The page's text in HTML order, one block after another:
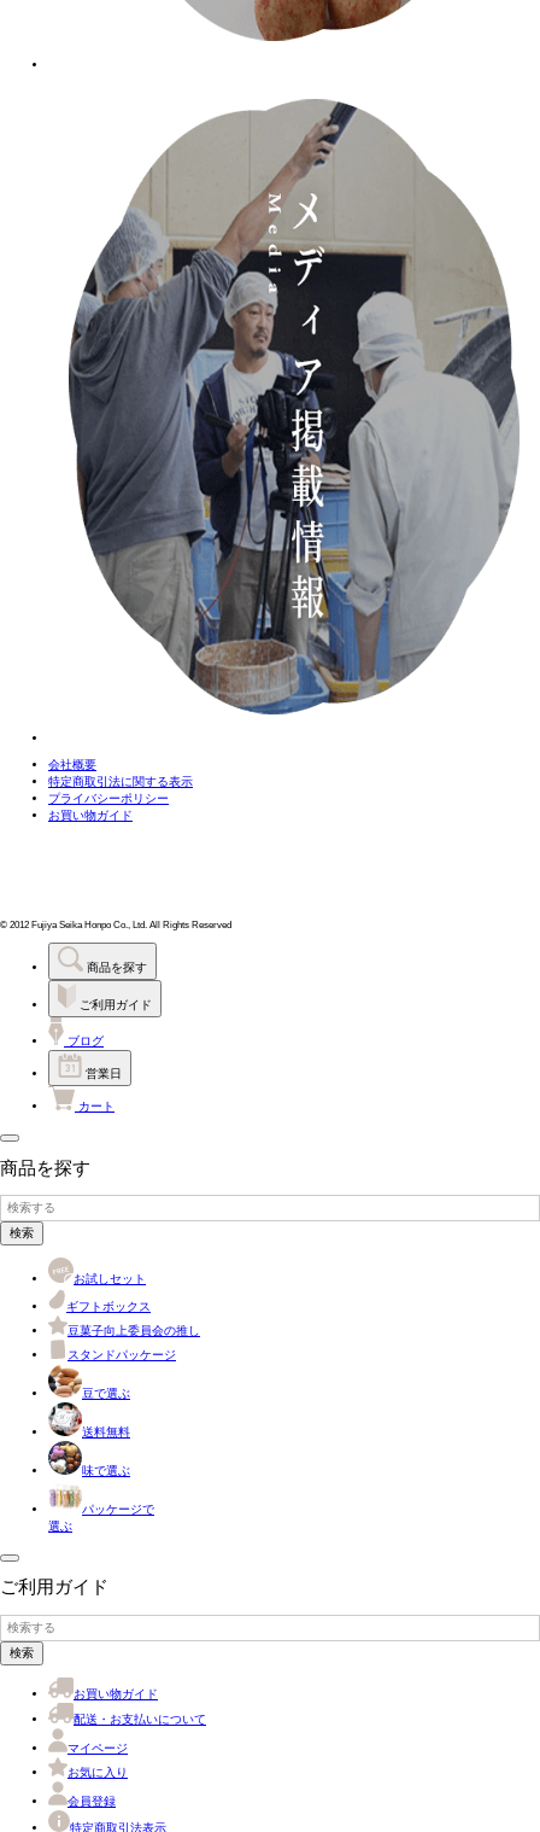
会社概要
特定商取引法に関する表示
プライバシーポリシー
お買い物ガイド
© 2012 Fujiya Seika Honpo Co., Ltd. All Rights Reserved
商品を探す
ご利用ガイド
ブログ
営業日
カート
商品を探す
検索
お試しセット
ギフトボックス
豆菓子向上委員会の推し
スタンドパッケージ
豆で選ぶ
送料無料
味で選ぶ
パッケージで
選ぶ
ご利用ガイド
検索
お買い物ガイド
配送・お支払いについて
マイページ
お気に入り
会員登録
特定商取引法表示